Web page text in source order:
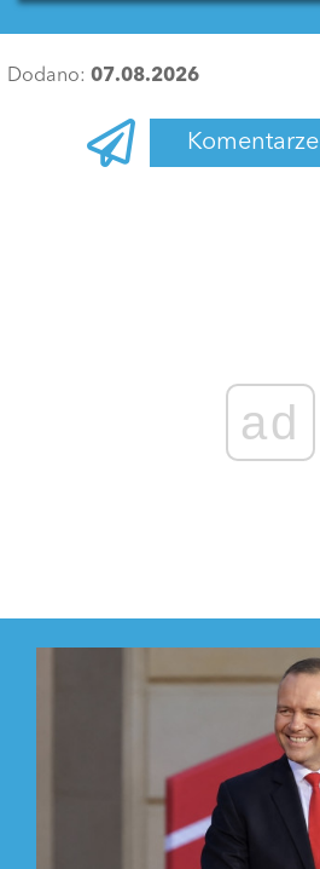
Dodano: 07.08.2026
Komentarze
ad